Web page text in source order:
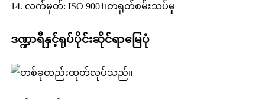
14. လက်မှတ်: ISO 9001၊တရုတ်စမ်းသပ်မှု
ဒဏ္ဍာရီနှင့်ရုပ်ပိုင်းဆိုင်ရာမြေပုံ